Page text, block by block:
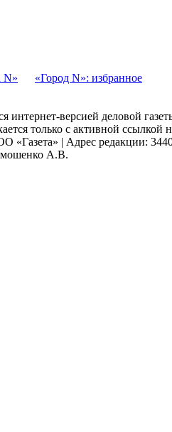
N» «Город N»: избранное
интернет-версией деловой
только с активной
«Газета» | Адрес редакции:
А.В.